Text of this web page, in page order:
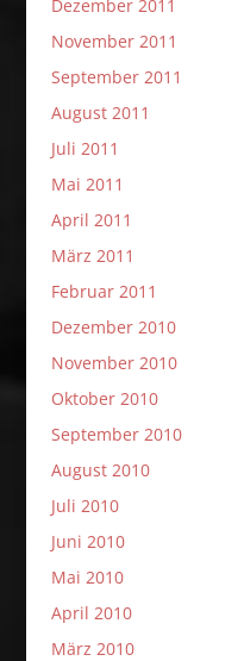
Dezember 2011
November 2011
September 2011
August 2011
Juli 2011
Mai 2011
April 2011
März 2011
Februar 2011
Dezember 2010
November 2010
Oktober 2010
September 2010
August 2010
Juli 2010
Juni 2010
Mai 2010
April 2010
März 2010